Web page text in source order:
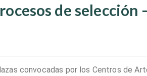
de selección
convocadas por los Centros de